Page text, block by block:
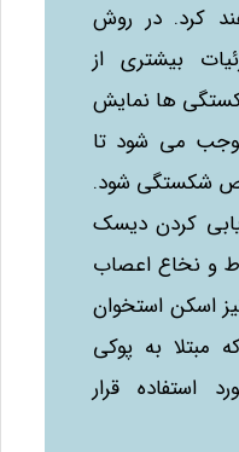
کرد. در روش
بیشتری از
ها نمایش
می‌ شود تا
شکستگی شود.
کردن دیسک‌
و نخاع اعصاب
اسکن استخوان
مبتلا به پوکی
استفاده قرار